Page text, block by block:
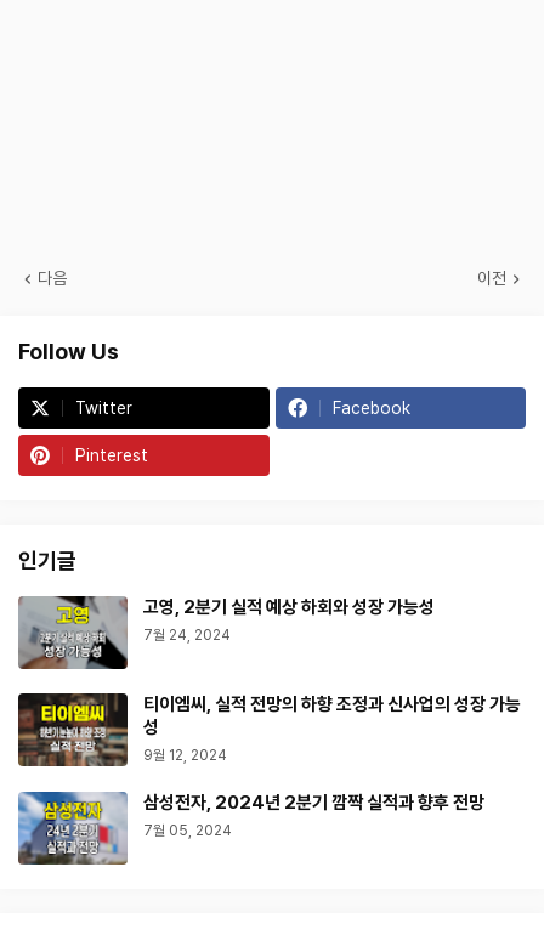
다음 이전
Follow Us
Twitter Facebook
Pinterest
인기글
고영, 2분기 실적 예상 하회와 성장 가능성
7월 24, 2024
티이엠씨, 실적 전망의 하향 조정과 신사업의 성장 가능
성
9월 12, 2024
삼성전자, 2024년 2분기 깜짝 실적과 향후 전망
7월 05, 2024